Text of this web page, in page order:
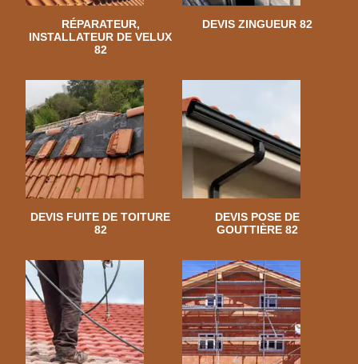
RÉPARATEUR,
INSTALLATEUR DE VELUX
82
DEVIS ZINGUEUR 82
DEVIS FUITE DE TOITURE
82
DEVIS POSE DE
GOUTTIÈRE 82